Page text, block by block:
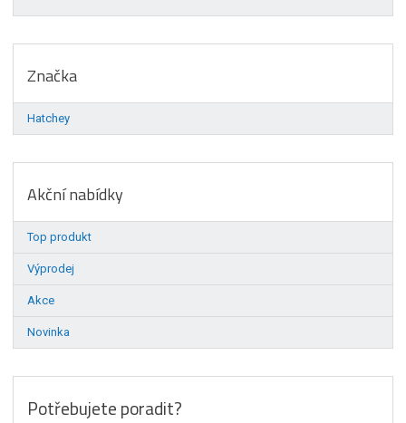
Značka
Hatchey
Akční nabídky
Top produkt
Výprodej
Akce
Novinka
Potřebujete poradit?